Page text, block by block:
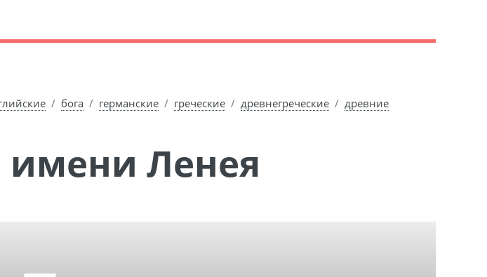
бога германские греческие древнегреческие
древние
имени Ленея